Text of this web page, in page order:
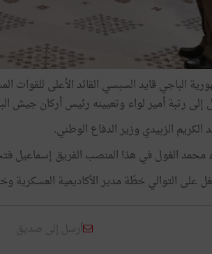
إلى رتبة أمير لواء وتعيينه رئيس أركان جيش
الزبيدي وزير الدفاع الوطني.
محمد الغول في هذا المنصب الفريق إسماعيل
على التوالي خطّة مدير الأكاديمية
أرسل إلى صديق